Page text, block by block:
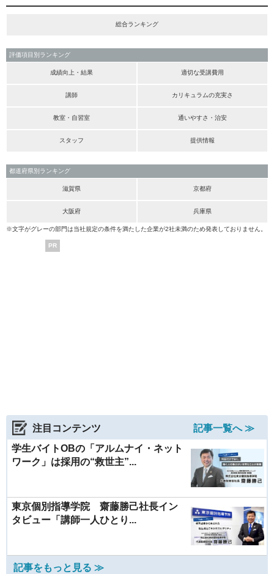
総合ランキング
評価項目別ランキング
成績向上・結果 適切な受講費用
講師 カリキュラムの充実さ
教室・自習室 通いやすさ・治安
スタッフ 提供情報
都道府県別ランキング
滋賀県 京都府
大阪府 兵庫県
※文字がグレーの部門は当社規定の条件を満たした企業が2社未満のため発表しておりません。
PR
注目コンテンツ
記事一覧へ ≫
学生バイトOBの「アルムナイ・ネット
ワーク」は採用の“救世主”...
東京個別指導学院 齋藤勝己社長イン
タビュー「講師一人ひとり...
記事をもっと見る ≫